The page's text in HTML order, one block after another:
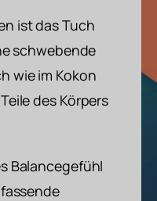
ist das Tuch
schwebende
wie im Kokon
des Körpers
Balancegefühl